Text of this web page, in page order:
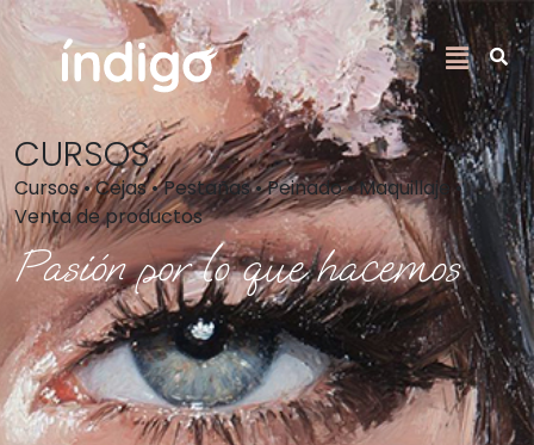
CURSOS
Cursos • Cejas • Pestañas • Peinado • Maquillaje •
Venta de productos
Pasión por lo que hacemos